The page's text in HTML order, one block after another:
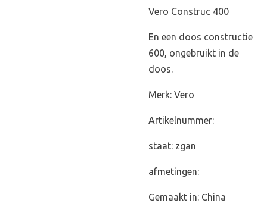
Vero Construc 400
En een doos constructie
600, ongebruikt in de
doos.
Merk: Vero
Artikelnummer:
staat: zgan
afmetingen:
Gemaakt in: China